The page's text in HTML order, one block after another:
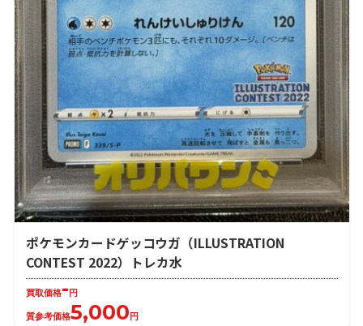
ポケモンカードゲッコウガ（ILLUSTRATION
CONTEST 2022）トレカ水
買取価格- 円
質参考価格5,000 円